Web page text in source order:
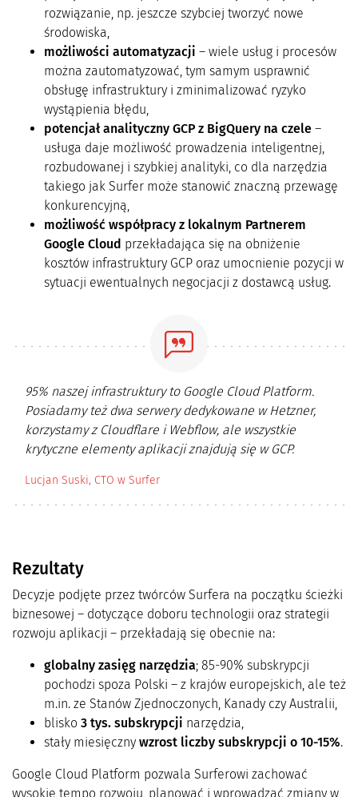
rozwiązanie, np. jeszcze szybciej tworzyć nowe
środowiska,
możliwości automatyzacji – wiele usług i procesów
można zautomatyzować, tym samym usprawnić
obsługę infrastruktury i zminimalizować ryzyko
wystąpienia błędu,
potencjał analityczny GCP z BigQuery na czele –
usługa daje możliwość prowadzenia inteligentnej,
rozbudowanej i szybkiej analityki, co dla narzędzia
takiego jak Surfer może stanowić znaczną przewagę
konkurencyjną,
możliwość współpracy z lokalnym Partnerem
Google Cloud przekładająca się na obniżenie
kosztów infrastruktury GCP oraz umocnienie pozycji w
sytuacji ewentualnych negocjacji z dostawcą usług.
95% naszej infrastruktury to Google Cloud Platform.
Posiadamy też dwa serwery dedykowane w Hetzner,
korzystamy z Cloudflare i Webflow, ale wszystkie
krytyczne elementy aplikacji znajdują się w GCP.
Lucjan Suski, CTO w Surfer
Rezultaty
Decyzje podjęte przez twórców Surfera na początku ścieżki
biznesowej – dotyczące doboru technologii oraz strategii
rozwoju aplikacji – przekładają się obecnie na:
globalny zasięg narzędzia; 85-90% subskrypcji
pochodzi spoza Polski – z krajów europejskich, ale też
m.in. ze Stanów Zjednoczonych, Kanady czy Australii,
blisko 3 tys. subskrypcji narzędzia,
stały miesięczny wzrost liczby subskrypcji o 10-15%.
Google Cloud Platform pozwala Surferowi zachować
wysokie tempo rozwoju, planować i wprowadzać zmiany w